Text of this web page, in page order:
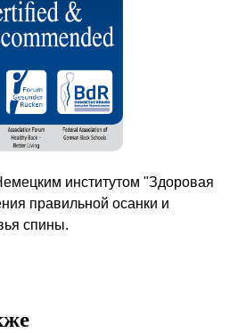
институтом "Здоровая
правильной осанки и
спины.